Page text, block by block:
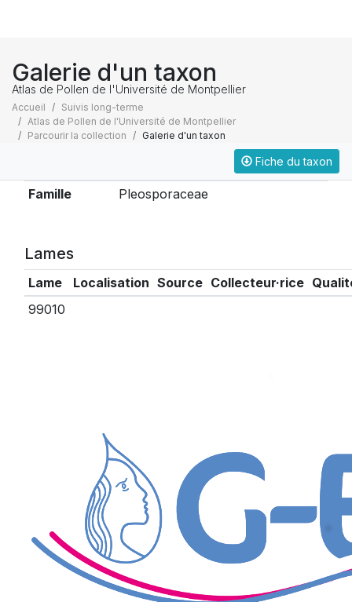
Galerie d'un taxon
Atlas de Pollen de l'Université de Montpellier
Accueil
Suivis long-terme
Atlas de Pollen de l'Université de Montpellier
Parcourir la collection
Galerie d'un taxon
Fiche du taxon
Famille Pleosporaceae
Lames
Lame Localisation Source Collecteur·rice
99010